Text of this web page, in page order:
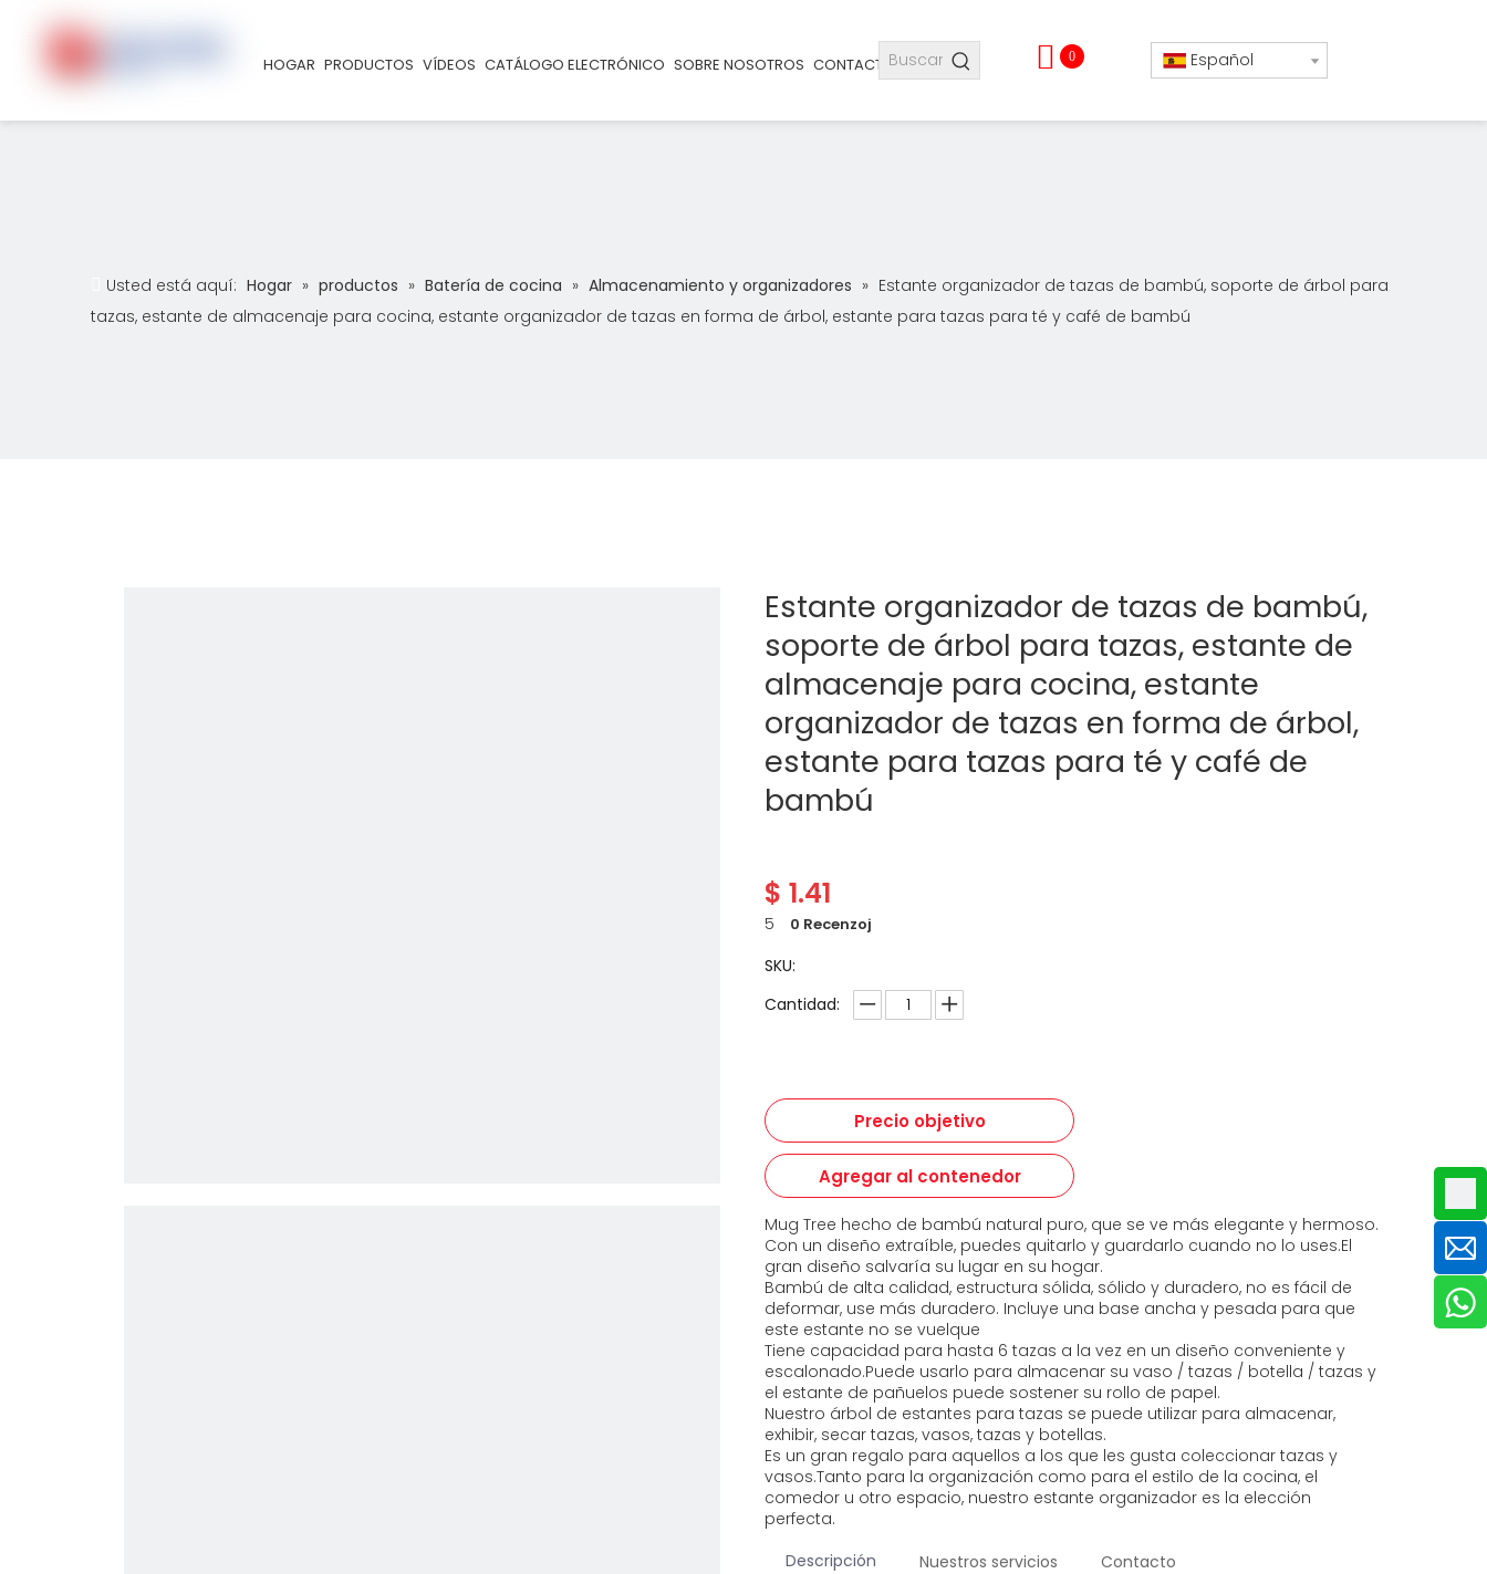
HOGAR PRODUCTOS VÍDEOS CATÁLOGO ELECTRÓNICO SOBRE NOSOTROS CONTACTO 0 Español
Usted está aquí: Hogar » productos » Batería de cocina » Almacenamiento y organizadores » Estante organizador de tazas de bambú, soporte de árbol para
tazas, estante de almacenaje para cocina, estante organizador de tazas en forma de árbol, estante para tazas para té y café de bambú
Estante organizador de tazas de bambú,
soporte de árbol para tazas, estante de
almacenaje para cocina, estante
organizador de tazas en forma de árbol,
estante para tazas para té y café de
bambú
$ 1.41
5 0 Recenzoj
SKU:
Cantidad:
Precio objetivo
Agregar al contenedor
Mug Tree hecho de bambú natural puro, que se ve más elegante y hermoso.
Con un diseño extraíble, puedes quitarlo y guardarlo cuando no lo uses.El
gran diseño salvaría su lugar en su hogar.
Bambú de alta calidad, estructura sólida, sólido y duradero, no es fácil de
deformar, use más duradero. Incluye una base ancha y pesada para que
este estante no se vuelque
Tiene capacidad para hasta 6 tazas a la vez en un diseño conveniente y
escalonado.Puede usarlo para almacenar su vaso / tazas / botella / tazas y
el estante de pañuelos puede sostener su rollo de papel.
Nuestro árbol de estantes para tazas se puede utilizar para almacenar,
exhibir, secar tazas, vasos, tazas y botellas.
Es un gran regalo para aquellos a los que les gusta coleccionar tazas y
vasos.Tanto para la organización como para el estilo de la cocina, el
comedor u otro espacio, nuestro estante organizador es la elección
perfecta.
Descripción
Nuestros servicios Contacto